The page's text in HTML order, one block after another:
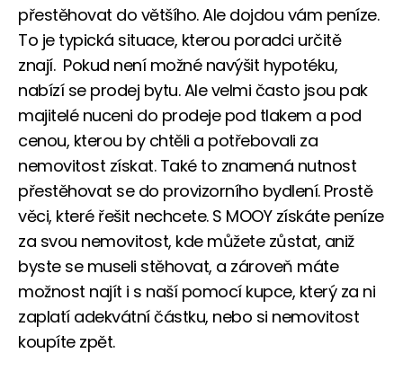
přestěhovat do většího. Ale dojdou vám peníze.
To je typická situace, kterou poradci určitě
znají. Pokud není možné navýšit hypotéku,
nabízí se prodej bytu. Ale velmi často jsou pak
majitelé nuceni do prodeje pod tlakem a pod
cenou, kterou by chtěli a potřebovali za
nemovitost získat. Také to znamená nutnost
přestěhovat se do provizorního bydlení. Prostě
věci, které řešit nechcete. S MOOY získáte peníze
za svou nemovitost, kde můžete zůstat, aniž
byste se museli stěhovat, a zároveň máte
možnost najít i s naší pomocí kupce, který za ni
zaplatí adekvátní částku, nebo si nemovitost
koupíte zpět.